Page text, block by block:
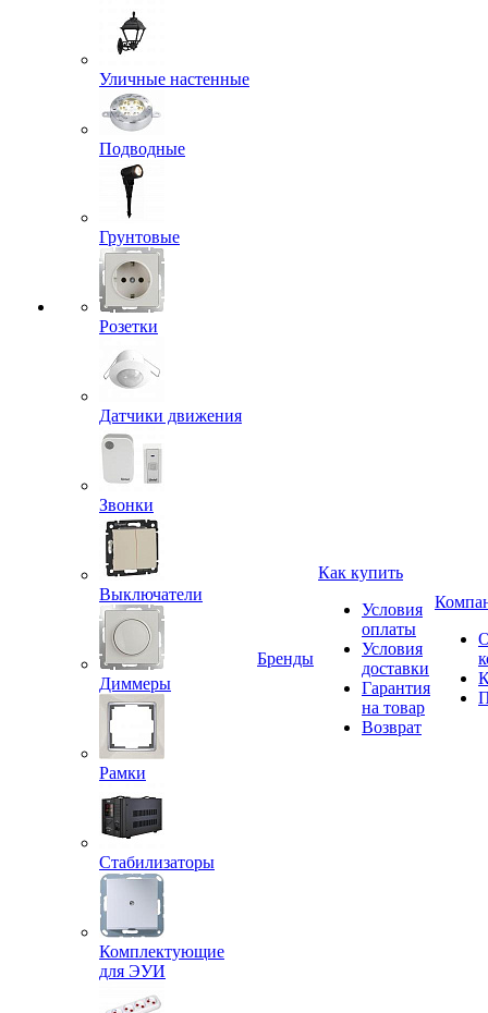
Уличные настенные
Подводные
Грунтовые
Розетки
Датчики движения
Звонки
Выключатели
Диммеры
Рамки
Стабилизаторы
Комплектующие
для ЭУИ
Бренды
Как купить
Условия
оплаты
Условия
доставки
Гарантия
на товар
Возврат